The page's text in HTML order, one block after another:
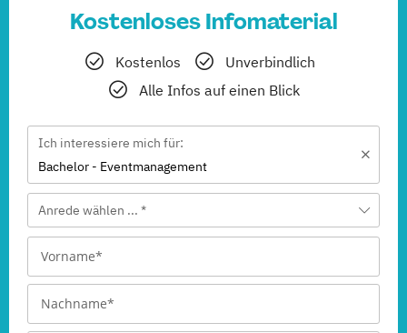
Kostenloses Infomaterial
Kostenlos
Unverbindlich
Alle Infos auf einen Blick
Ich interessiere mich für:
Bachelor - Eventmanagement
Anrede wählen ... *